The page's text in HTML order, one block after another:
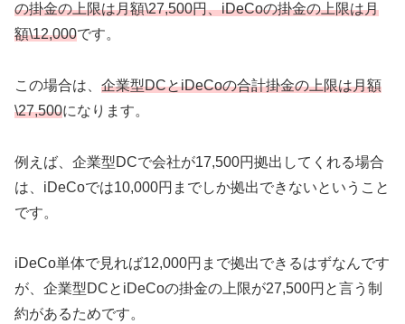
の掛金の上限は月額\27,500円、iDeCoの掛金の上限は月
額\12,000です。
この場合は、 企業型DCとiDeCoの合計掛金の上限は月額
\27,500になります。
例えば、企業型DCで会社が17,500円拠出してくれる場合
は、iDeCoでは10,000円までしか拠出できないということ
です。
iDeCo単体で見れば12,000円まで拠出できるはずなんです
が、企業型DCとiDeCoの掛金の上限が27,500円と言う制
約があるためです。